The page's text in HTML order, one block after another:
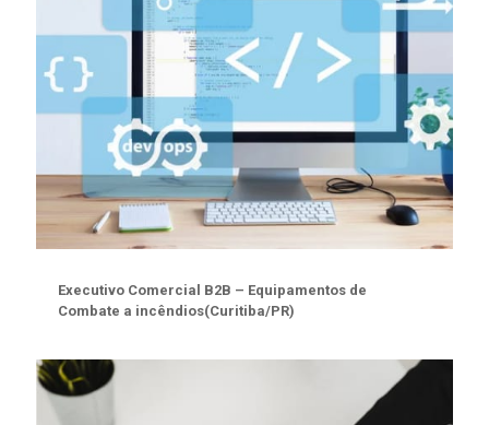
Executivo Comercial B2B – Equipamentos de
Combate a incêndios(Curitiba/PR)